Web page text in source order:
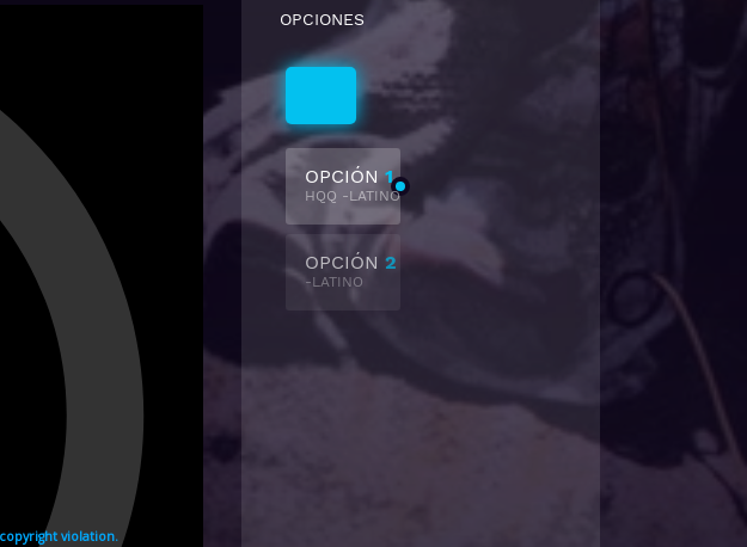
OPCIONES
OPCIÓN1
HQQ -LATINO
OPCIÓN 2
-LATINO